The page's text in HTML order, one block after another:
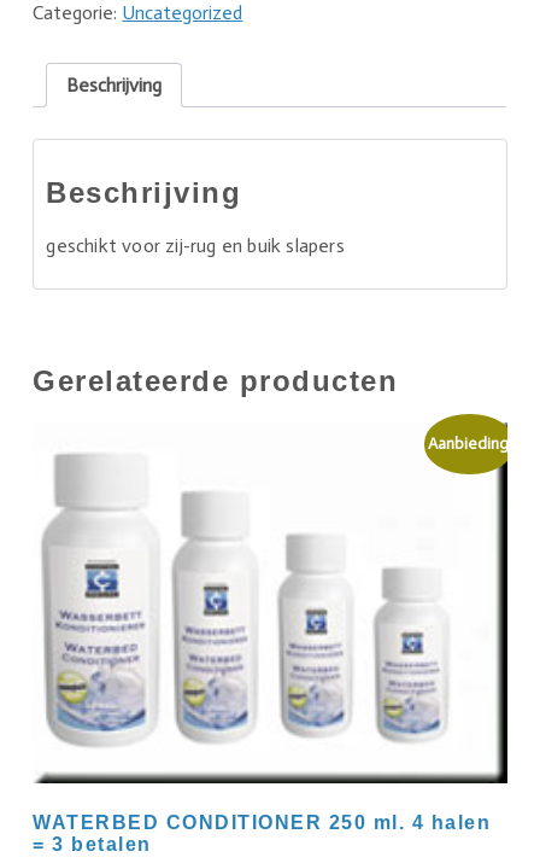
Categorie: Uncategorized
Beschrijving
Beschrijving
geschikt voor zij-rug en buik slapers
Gerelateerde producten
Aanbieding!
WATERBED CONDITIONER 250 ml. 4 halen
= 3 betalen